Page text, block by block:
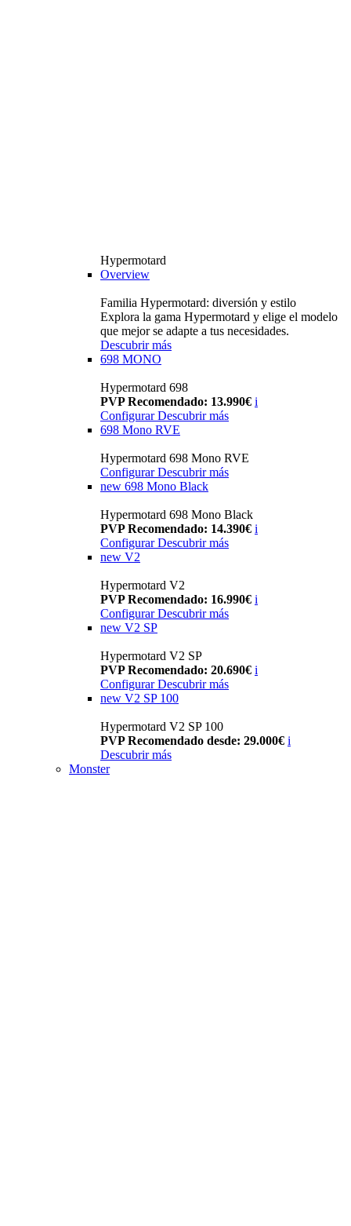
Hypermotard
Overview
Familia Hypermotard: diversión y estilo
Explora la gama Hypermotard y elige el modelo
que mejor se adapte a tus necesidades.
Descubrir más
698 MONO
Hypermotard 698
PVP Recomendado: 13.990€ i
ConfigurarDescubrir más
698 Mono RVE
Hypermotard 698 Mono RVE
Configurar Descubrir más
new 698 Mono Black
Hypermotard 698 Mono Black
PVP Recomendado: 14.390€ i
Configurar Descubrir más
new V2
Hypermotard V2
PVP Recomendado: 16.990€ i
Configurar Descubrir más
new V2 SP
Hypermotard V2 SP
PVP Recomendado: 20.690€ i
Configurar Descubrir más
new V2 SP 100
Hypermotard V2 SP 100
PVP Recomendado desde: 29.000€ i
Descubrir más
Monster